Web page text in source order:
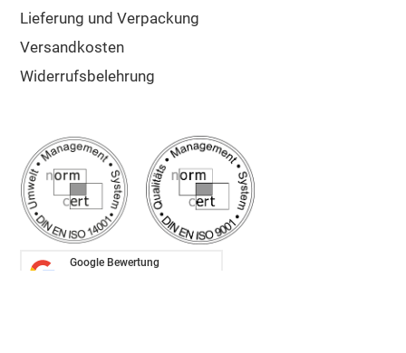
Lieferung und Verpackung
Versandkosten
Widerrufsbelehrung
Google Bewertung